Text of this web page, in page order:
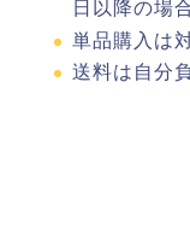
日以降の場
単品購入は
送料は自分